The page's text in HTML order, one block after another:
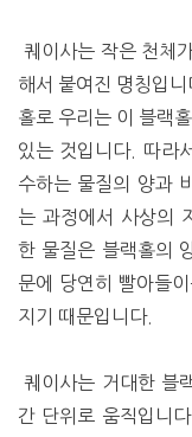
퀘이사는 작은 천체
해서 붙여진 명칭입
홀로 우리는 이 블랙
있는 것입니다. 따라
수하는 물질의 양과
는 과정에서 사상의
한 물질은 블랙홀의
문에 당연히 빨아들
지기 때문입니다.
퀘이사는 거대한 블
간 단위로 움직입니